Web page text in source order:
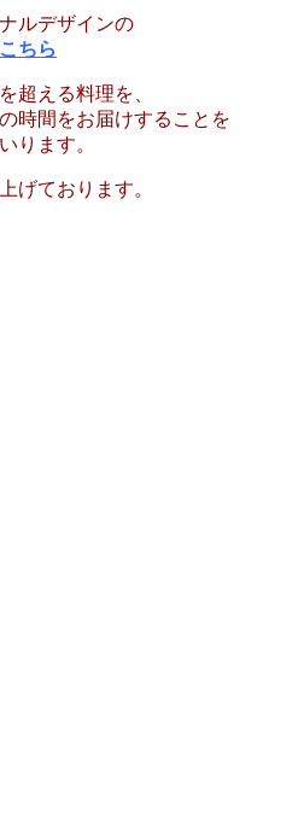
ルデザインの
こちら
超える料理を、
時間をお届けすることを
ります。
げております。